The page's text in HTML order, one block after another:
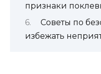
признаки
Советы по
избежать